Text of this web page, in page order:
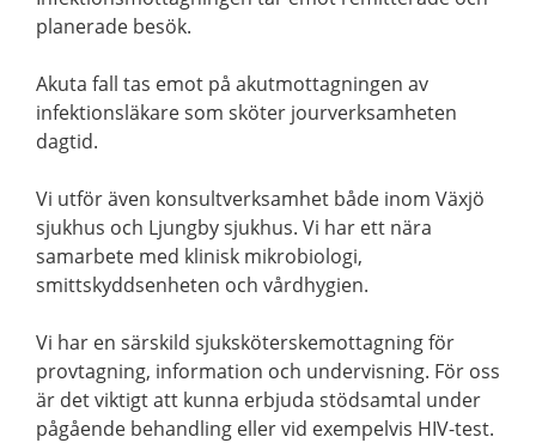
planerade besök.
Akuta fall tas emot på akutmottagningen av
infektionsläkare som sköter jourverksamheten
dagtid.
Vi utför även konsultverksamhet både inom Växjö
sjukhus och Ljungby sjukhus. Vi har ett nära
samarbete med klinisk mikrobiologi,
smittskyddsenheten och vårdhygien.
Vi har en särskild sjuksköterskemottagning för
provtagning, information och undervisning. För oss
är det viktigt att kunna erbjuda stödsamtal under
pågående behandling eller vid exempelvis HIV-test.